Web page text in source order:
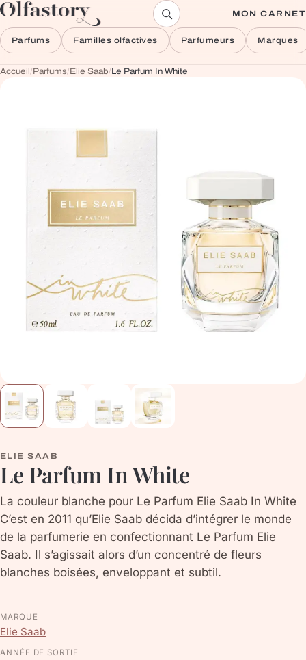
Aller au contenu MON CARNET
Parfums Familles olfactives Parfumeurs Marques
Accueil/Parfums/Elie Saab/Le Parfum In White
ELIE SAAB
Le Parfum In White
La couleur blanche pour Le Parfum Elie Saab In White
C’est en 2011 qu’Elie Saab décida d’intégrer le monde
de la parfumerie en confectionnant Le Parfum Elie
Saab. Il s’agissait alors d’un concentré de fleurs
blanches boisées, enveloppant et subtil.
MARQUE
Elie Saab
ANNÉE DE SORTIE